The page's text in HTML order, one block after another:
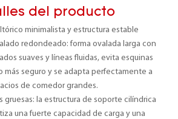
del producto
minimalista y estructura estable
redondeado: forma ovalada larga con
suaves y líneas fluidas, evita esquinas
más seguro y se adapta perfectamente a
de comedor grandes.
gruesas: la estructura de soporte cilíndrica
una fuerte capacidad de carga y una